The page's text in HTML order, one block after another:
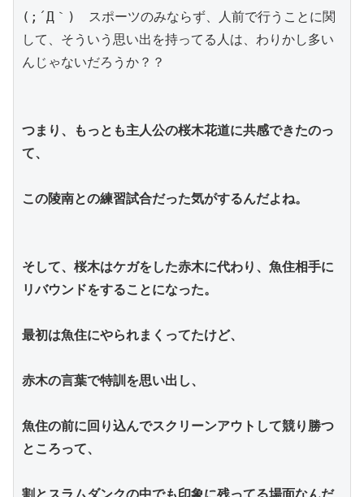
(;´Д｀)　スポーツのみならず、人前で行うことに関
して、そういう思い出を持ってる人は、わりかし多い
んじゃないだろうか？？
つまり、もっとも主人公の桜木花道に共感できたのっ
て、
この陵南との練習試合だった気がするんだよね。
そして、桜木はケガをした赤木に代わり、魚住相手に
リバウンドをすることになった。
最初は魚住にやられまくってたけど、
赤木の言葉で特訓を思い出し、
魚住の前に回り込んでスクリーンアウトして競り勝つ
ところって、
割とスラムダンクの中でも印象に残ってる場面なんだ